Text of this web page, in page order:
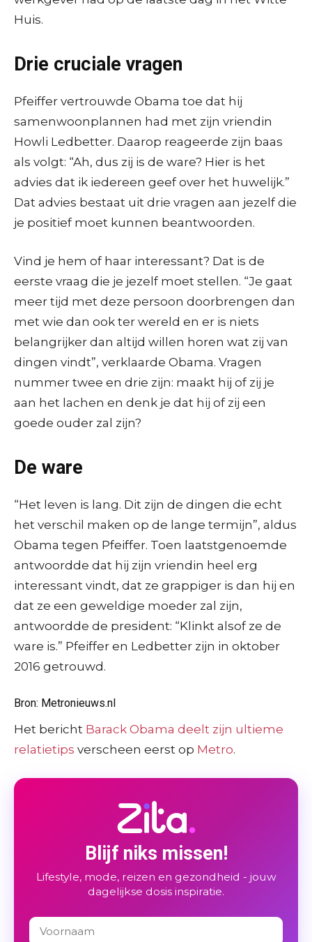
Huis.
Drie cruciale vragen
Pfeiffer vertrouwde Obama toe dat hij
samenwoonplannen had met zijn vriendin
Howli Ledbetter. Daarop reageerde zijn baas
als volgt: “Ah, dus zij is de ware? Hier is het
advies dat ik iedereen geef over het huwelijk.”
Dat advies bestaat uit drie vragen aan jezelf die
je positief moet kunnen beantwoorden.
Vind je hem of haar interessant? Dat is de
eerste vraag die je jezelf moet stellen. “Je gaat
meer tijd met deze persoon doorbrengen dan
met wie dan ook ter wereld en er is niets
belangrijker dan altijd willen horen wat zij van
dingen vindt”, verklaarde Obama. Vragen
nummer twee en drie zijn: maakt hij of zij je
aan het lachen en denk je dat hij of zij een
goede ouder zal zijn?
De ware
“Het leven is lang. Dit zijn de dingen die echt
het verschil maken op de lange termijn”, aldus
Obama tegen Pfeiffer. Toen laatstgenoemde
antwoordde dat hij zijn vriendin heel erg
interessant vindt, dat ze grappiger is dan hij en
dat ze een geweldige moeder zal zijn,
antwoordde de president: “Klinkt alsof ze de
ware is.” Pfeiffer en Ledbetter zijn in oktober
2016 getrouwd.
Bron: Metronieuws.nl
Het bericht Barack Obama deelt zijn ultieme
relatietips verscheen eerst op Metro.
Blijf niks missen!
Lifestyle, mode, reizen en gezondheid - jouw
dagelijkse dosis inspiratie.